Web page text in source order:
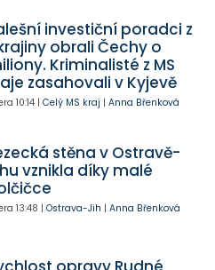
investiční poradci z
obrali Čechy o
Kriminalisté z MS
zasahovali v Kyjevě
10:14| Celý MS kraj | Anna Břenková
stěna v Ostravě-
vznikla díky malé
13:48 | Ostrava-Jih | Anna Břenková